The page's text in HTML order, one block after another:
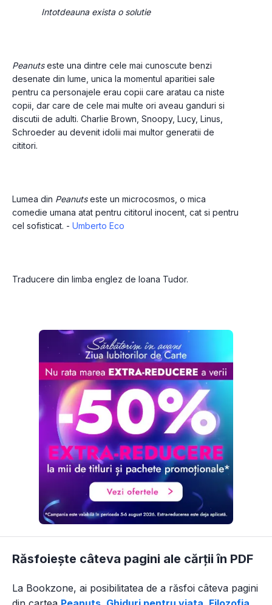
Intotdeauna exista o solutie
Peanuts este una dintre cele mai cunoscute benzi
desenate din lume, unica la momentul aparitiei sale
pentru ca personajele erau copii care aratau ca niste
copii, dar care de cele mai multe ori aveau ganduri si
discutii de adulti. Charlie Brown, Snoopy, Lucy, Linus,
Schroeder au devenit idolii mai multor generatii de
cititori.
Lumea din Peanuts este un microcosmos, o mica
comedie umana atat pentru cititorul inocent, cat si pentru
cel sofisticat. - Umberto Eco
Traducere din limba englez de Ioana Tudor.
Răsfoiește câteva pagini ale cărții în PDF
La Bookzone, ai posibilitatea de a răsfoi câteva pagini